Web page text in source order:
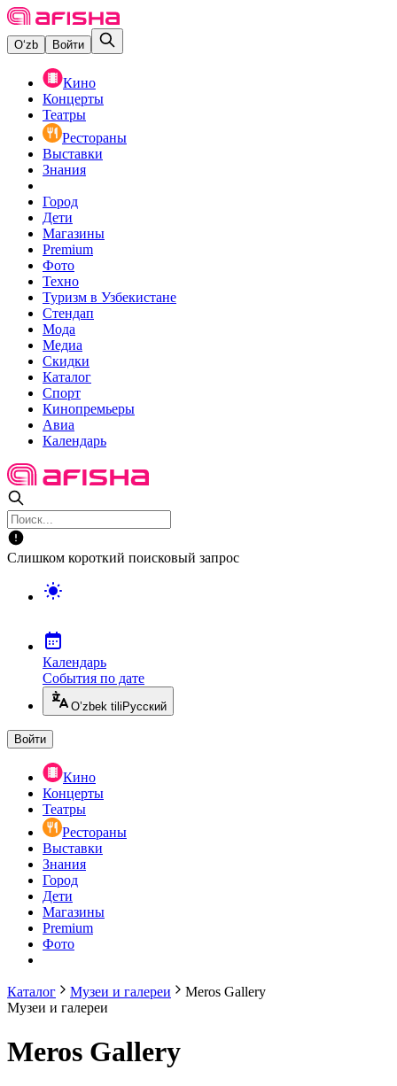
O‘zb Войти
Кино
Концерты
Театры
Рестораны
Выставки
Знания
Город
Дети
Магазины
Premium
Фото
Техно
Туризм в Узбекистане
Стендап
Мода
Медиа
Скидки
Каталог
Спорт
Кинопремьеры
Авиа
Календарь
Слишком короткий поисковый запрос
Календарь
События по дате
O’zbek tili Русский
Войти
Кино
Концерты
Театры
Рестораны
Выставки
Знания
Город
Дети
Магазины
Premium
Фото
Каталог Музеи и галереи
Meros Gallery
Музеи и галереи
Meros Gallery